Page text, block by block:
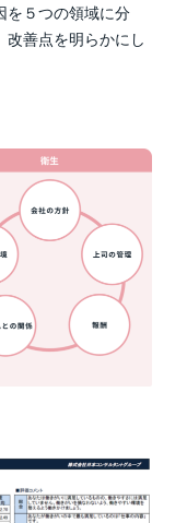
を５つの領域に分
改善点を明らかにし